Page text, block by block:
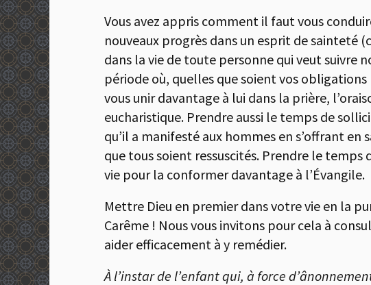
Vous avez appris comment il faut vous
nouveaux progrès dans un esprit de sainteté
dans la vie de toute personne qui veut suivre
période où, quelles que soient vos
vous unir davantage à lui dans la prière,
eucharistique. Prendre aussi le temps de
qu’il a manifesté aux hommes en s’offrant
que tous soient ressuscités. Prendre le
vie pour la conformer davantage à l’Évangile.
Mettre Dieu en premier dans votre vie en la
Carême ! Nous vous invitons pour cela à
aider efficacement à y remédier.
À l’instar de l’enfant qui, à force